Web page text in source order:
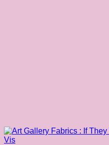
Vis